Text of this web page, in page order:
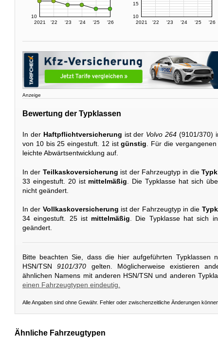
2021 '22 '23 '24 '25 '26
10
2021 '22 '23 '24 '25 '26
10
15
Anzeige
Bewertung der Typklassen
In der Haftpflichtversicherung ist der Volvo 264 (9101/370)
von 10 bis 25 eingestuft. 12 istgünstig . Für die
leichte Abwärtsentwicklung auf.
In der Teilkaskoversicherung ist der Fahrzeugtyp in die
33 eingestuft. 20 ist mittelmäßig . Die Typklasse hat sich
nicht geändert.
In der Vollkaskoversicherung ist der Fahrzeugtyp in die
34 eingestuft. 25 ist mittelmäßig. Die Typklasse hat sich
geändert.
Bitte beachten Sie, dass die hier aufgeführten Typklassen
HSN/TSN9101/370 gelten. Möglicherweise existieren
ähnlichen Namens mit anderen HSN/TSN und anderen
einen Fahrzeugtypen eindeutig.
Alle Angaben sind ohne Gewähr. Fehler oder zwischenzeitliche Änderungen
Ähnliche Fahrzeugtypen